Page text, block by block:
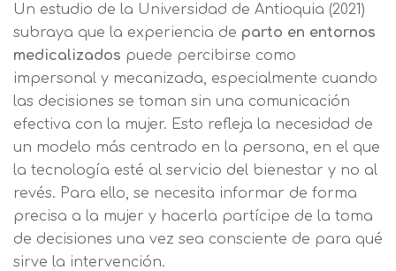
Un estudio de la Universidad de Antioquia (2021)
subraya que la experiencia de parto en entornos
medicalizados puede percibirse como
impersonal y mecanizada, especialmente cuando
las decisiones se toman sin una comunicación
efectiva con la mujer. Esto refleja la necesidad de
un modelo más centrado en la persona, en el que
la tecnología esté al servicio del bienestar y no al
revés. Para ello, se necesita informar de forma
precisa a la mujer y hacerla partícipe de la toma
de decisiones una vez sea consciente de para qué
sirve la intervención.